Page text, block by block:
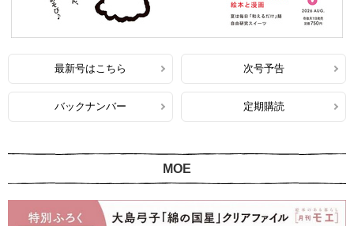
最新号はこちら 次号予告
バックナンバー 定期購読
MOE